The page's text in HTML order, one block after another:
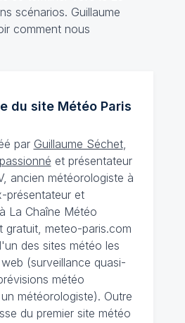
scénarios. Guillaume
comment nous
du site MétéoParis
par Guillaume Séchet,
passionné et présentateur
ancien météorologiste à
présentateur et
La Chaîne Météo
gratuit, meteo-paris.com
des sites météo les
(surveillance quasi-
météo
météorologiste). Outre
du premier site météo